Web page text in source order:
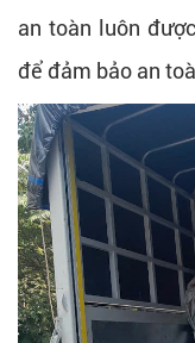
an toàn luôn
để đảm bảo an